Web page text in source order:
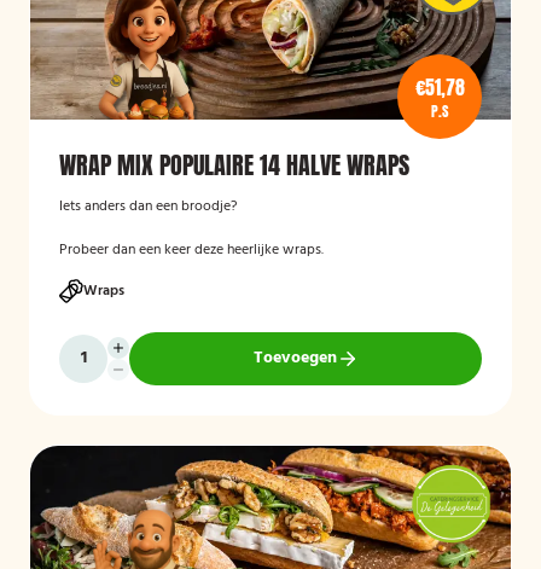
€51,78
P.S
WRAP MIX POPULAIRE 14 HALVE WRAPS
Iets anders dan een broodje?
Probeer dan een keer deze heerlijke wraps.
Wraps
Toevoegen